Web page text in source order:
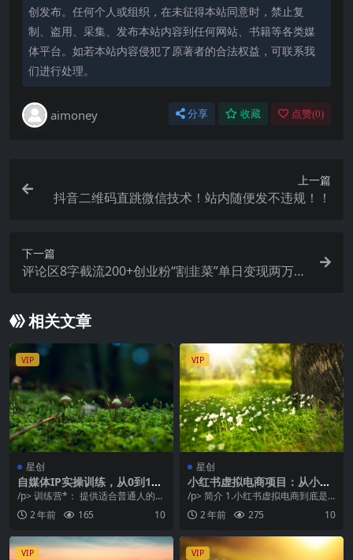
创发布。任何个人或组织，在未征得本站同意时，禁止复
制、盗用、采集、发布本站内容到任何网站、书籍等各类媒
体平台。如若本站内容侵犯了原著者的合法权益，可联系我
们进行处理。
aimoney 分享 收藏 点赞(0)
上一篇
抖音二维码直跳微信技术！站内随便发不违规！！
下一篇
评论区8字截流200+创业粉“割韭菜”单日变现两万+
相关文章
VIP
星创
自媒体IP实操训练，从0到1打
造财经自媒体，打通内容、引
流、变现闭环
/p> 训练营*： 提供适合普通人的自
媒体玩法，帮助普通人通过自媒体
赚到人生的*...
2 年前 165 10
VIP
星创
小红书虚拟电商项目：从小白
到精英（视频课程+交付手
册）
/p> 简介 1.小红书虚拟电商到底是
什么？有什么优势？我们来简单分
析一下： *...
2 年前 275 10
VIP VIP